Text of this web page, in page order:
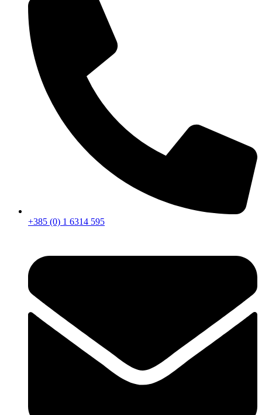
+385 (0) 1 6314 595